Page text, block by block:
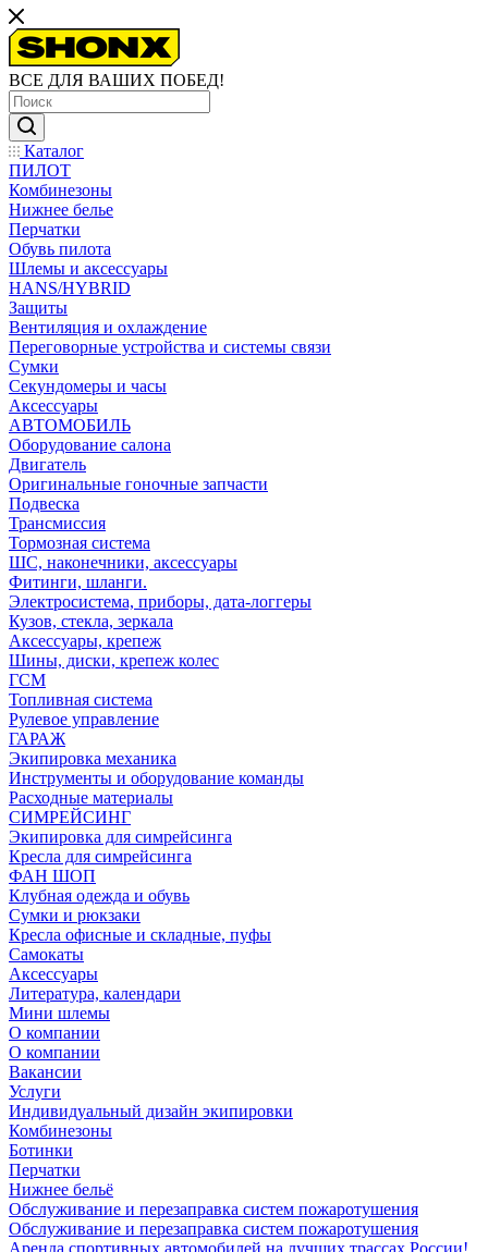
ВСЕ ДЛЯ ВАШИХ ПОБЕД!
Каталог
ПИЛОТ
Комбинезоны
Нижнее белье
Перчатки
Обувь пилота
Шлемы и аксессуары
HANS/HYBRID
Защиты
Вентиляция и охлаждение
Переговорные устройства и системы связи
Сумки
Секундомеры и часы
Аксессуары
АВТОМОБИЛЬ
Оборудование салона
Двигатель
Оригинальные гоночные запчасти
Подвеска
Трансмиссия
Тормозная система
ШС, наконечники, аксессуары
Фитинги, шланги.
Электросистема, приборы, дата-логгеры
Кузов, стекла, зеркала
Аксессуары, крепеж
Шины, диски, крепеж колес
ГСМ
Топливная система
Рулевое управление
ГАРАЖ
Экипировка механика
Инструменты и оборудование команды
Расходные материалы
СИМРЕЙСИНГ
Экипировка для симрейсинга
Кресла для симрейсинга
ФАН ШОП
Клубная одежда и обувь
Сумки и рюкзаки
Кресла офисные и складные, пуфы
Самокаты
Аксессуары
Литература, календари
Мини шлемы
О компании
О компании
Вакансии
Услуги
Индивидуальный дизайн экипировки
Комбинезоны
Ботинки
Перчатки
Нижнее бельё
Обслуживание и перезаправка систем пожаротушения
Обслуживание и перезаправка систем пожаротушения
Аренда спортивных автомобилей на лучших трассах России!